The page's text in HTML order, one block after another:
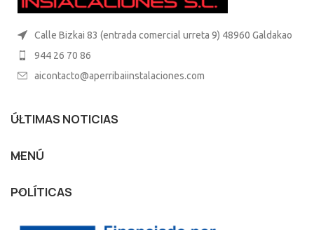
Calle Bizkai 83 (entrada comercial urreta 9) 48960 Galdakao
944 26 70 86
aicontacto@aperribaiinstalaciones.com
ÚLTIMAS NOTICIAS
MENÚ
POLÍTICAS